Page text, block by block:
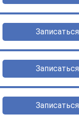
Записаться
Записаться
Записаться